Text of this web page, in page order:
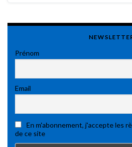
Prénom
Email
En m'abonnement, j'accepte les
de ce site